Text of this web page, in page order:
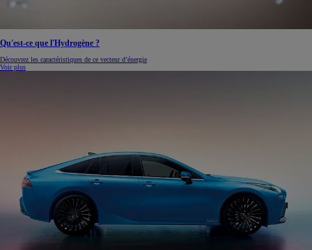
Qu'est-ce que l'Hydrogène ?
Découvrez les caractéristiques de ce vecteur d’énergie
Voir plus